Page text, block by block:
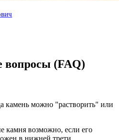
вопросы (FAQ)
камень можно "растворить" или
камня возможно, если его
в нижней трети